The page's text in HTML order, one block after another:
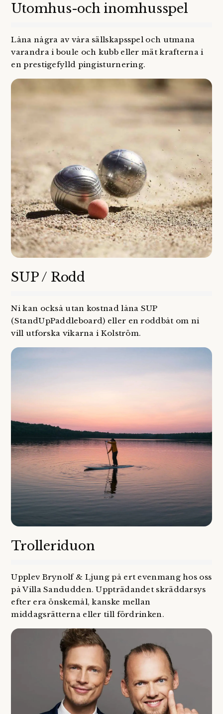
Utomhus-och inomhusspel
Låna några av våra sällskapsspel och utmana
varandra i boule och kubb eller mät krafterna i
en prestigefylld pingisturnering.
SUP / Rodd
Ni kan också utan kostnad låna SUP
(StandUpPaddleboard) eller en roddbåt om ni
vill utforska vikarna i Kolström.
Trolleriduon
Upplev Brynolf & Ljung på ert evenmang hos oss
på Villa Sandudden. Uppträdandet skräddarsys
efter era önskemål, kanske mellan
middagsrätterna eller till fördrinken.